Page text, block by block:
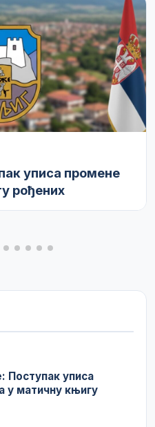
уписа промене
рођених
уписа
у матичну књигу